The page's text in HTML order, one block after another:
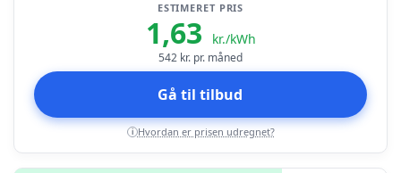
ESTIMERET PRIS
1,63 kr./kWh
542 kr. pr. måned
Gå til tilbud
i Hvordan er prisen udregnet?